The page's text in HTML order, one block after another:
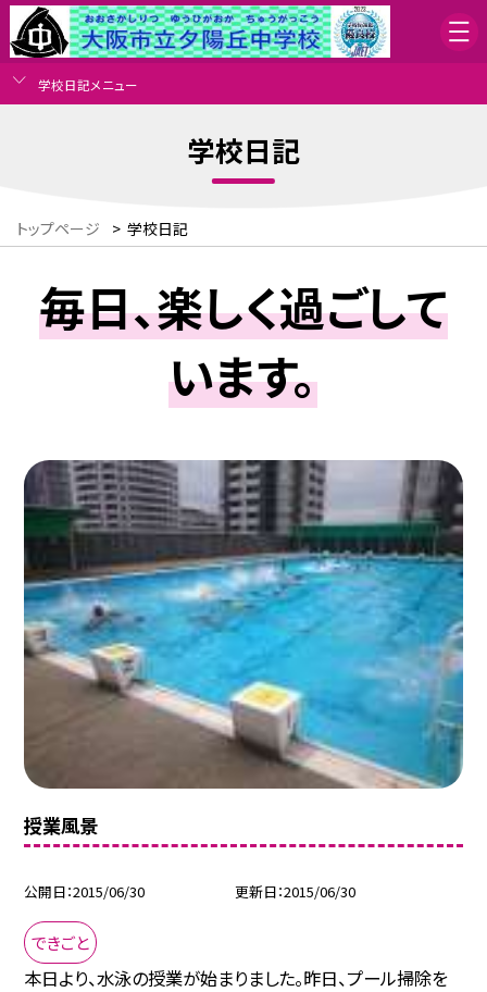
学校日記メニュー
学校日記
トップページ > 学校日記
毎日、楽しく過ごして
います。
授業風景
公開日 2015/06/30 更新日 2015/06/30
できごと
本日より、水泳の授業が始まりました。昨日、プール掃除を